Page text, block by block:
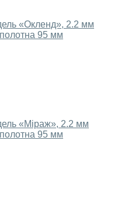
зробити замір та
співробітник має із
Після виміру та
заявку, не
коштує 450 грн.
проводиться
«Окленд», 2.2 мм
95 мм
«Міраж», 2.2 мм
95 мм